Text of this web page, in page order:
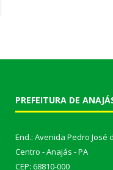
PREFEITURA DE
End.: Avenida Pedro José
Centro - Anajás - PA
CEP: 68810-000